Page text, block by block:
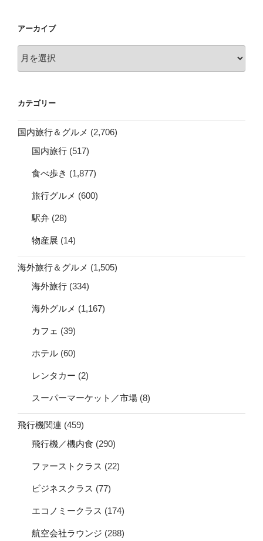
アーカイブ
ー
ブ
カテゴリー
国内旅行＆グルメ (2,706)
国内旅行 (517)
食べ歩き (1,877)
旅行グルメ (600)
駅弁 (28)
物産展 (14)
海外旅行＆グルメ (1,505)
海外旅行 (334)
海外グルメ (1,167)
カフェ (39)
ホテル (60)
レンタカー (2)
スーパーマーケット／市場 (8)
飛行機関連 (459)
飛行機／機内食 (290)
ファーストクラス (22)
ビジネスクラス (77)
エコノミークラス (174)
航空会社ラウンジ (288)